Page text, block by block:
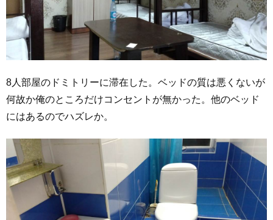
8人部屋のドミトリーに滞在した。ベッドの質は悪くないが
何故か俺のところだけコンセントが無かった。他のベッド
にはあるのでハズレか。